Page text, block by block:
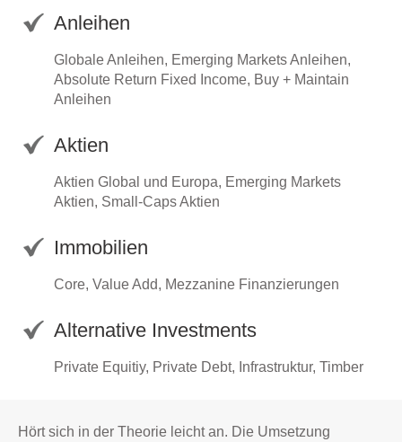
Anleihen
Globale Anleihen, Emerging Markets Anleihen,
Absolute Return Fixed Income, Buy + Maintain
Anleihen
Aktien
Aktien Global und Europa, Emerging Markets
Aktien, Small-Caps Aktien
Immobilien
Core, Value Add, Mezzanine Finanzierungen
Alternative Investments
Private Equitiy, Private Debt, Infrastruktur, Timber
Hört sich in der Theorie leicht an. Die Umsetzung